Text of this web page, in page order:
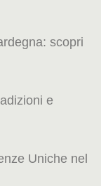
scopri
e
Uniche nel